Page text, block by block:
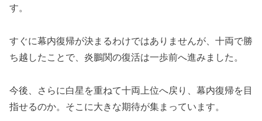
す。
すぐに幕内復帰が決まるわけではありませんが、十両で勝
ち越したことで、炎鵬関の復活は一歩前へ進みました。
今後、さらに白星を重ねて十両上位へ戻り、幕内復帰を目
指せるのか。そこに大きな期待が集まっています。